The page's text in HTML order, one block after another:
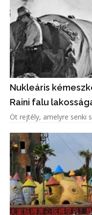
Nukleáris
Raini falu
Öt rejtély, amelyre senki